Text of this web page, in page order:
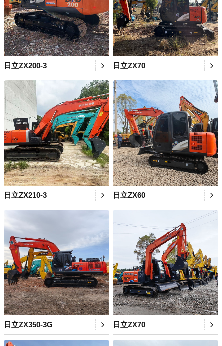
日立ZX200-3 日立ZX70
日立ZX210-3 日立ZX60
日立ZX350-3G 日立ZX70